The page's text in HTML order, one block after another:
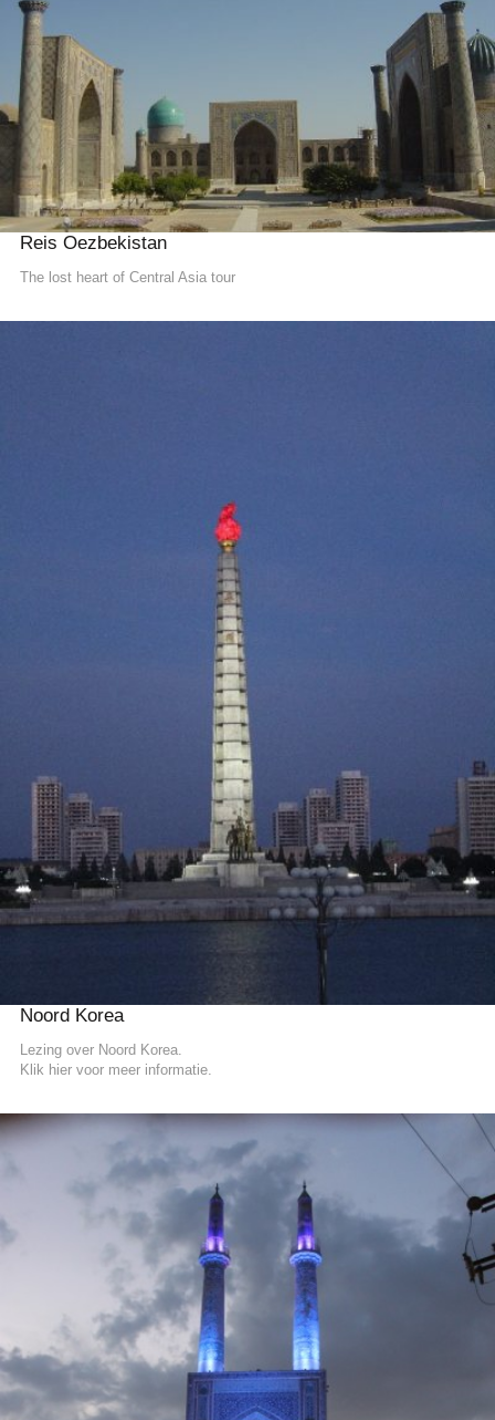
Reis Oezbekistan
The lost heart of Central Asia tour
READ MORE
Noord Korea
Lezing over Noord Korea.
Klik hier voor meer informatie.